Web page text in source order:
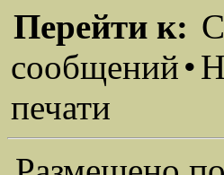
Перейти к:
сообщений•
печати